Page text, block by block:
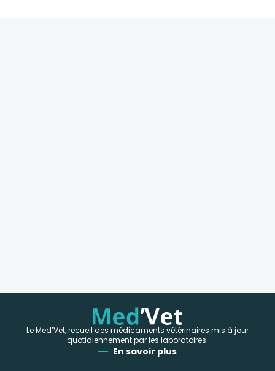
Le Med’Vet, recueil des médicaments vétérinaires mis à jour
quotidiennement par les laboratoires.
En savoir plus